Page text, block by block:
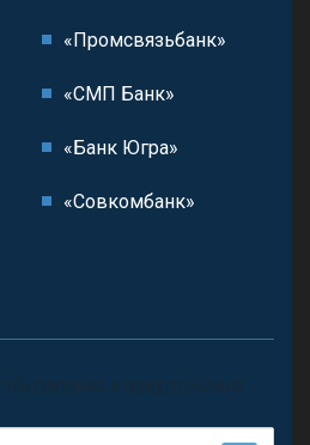
«Промсвязьбанк»
«СМП Банк»
«Банк Югра»
«Совкомбанк»
обновления и предложения.